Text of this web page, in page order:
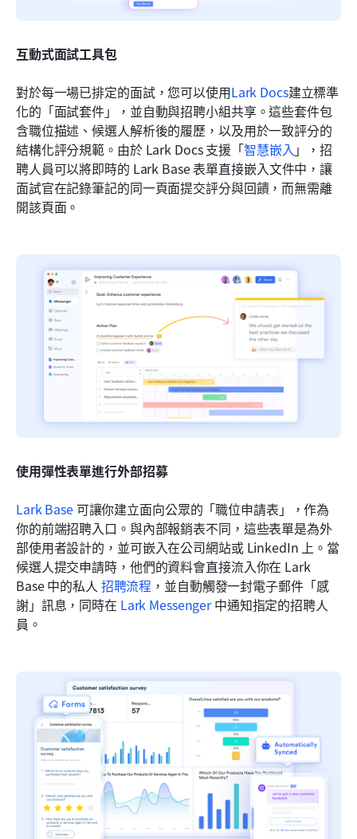
互動式面試工具包
對於每一場已排定的面試，您可以使用Lark Docs建立標準
化的「面試套件」，並自動與招聘小組共享。這些套件包
含職位描述、候選人解析後的履歷，以及用於一致評分的
結構化評分規範。由於 Lark Docs 支援「智慧嵌入」，招
聘人員可以將即時的 Lark Base 表單直接嵌入文件中，讓
面試官在記錄筆記的同一頁面提交評分與回饋，而無需離
開該頁面。
使用彈性表單進行外部招募
Lark Base 可讓你建立面向公眾的「職位申請表」，作為
你的前端招聘入口。與內部報銷表不同，這些表單是為外
部使用者設計的，並可嵌入在公司網站或 LinkedIn 上。當
候選人提交申請時，他們的資料會直接流入你在 Lark
Base 中的私人 招聘流程 ，並自動觸發一封電子郵件「感
謝」訊息，同時在 Lark Messenger 中通知指定的招聘人
員。